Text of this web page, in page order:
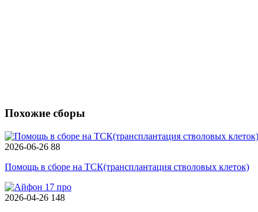
Похожие сборы
2026-06-26 88
Помощь в сборе на ТСК(трансплантация стволовых клеток)
2026-04-26 148